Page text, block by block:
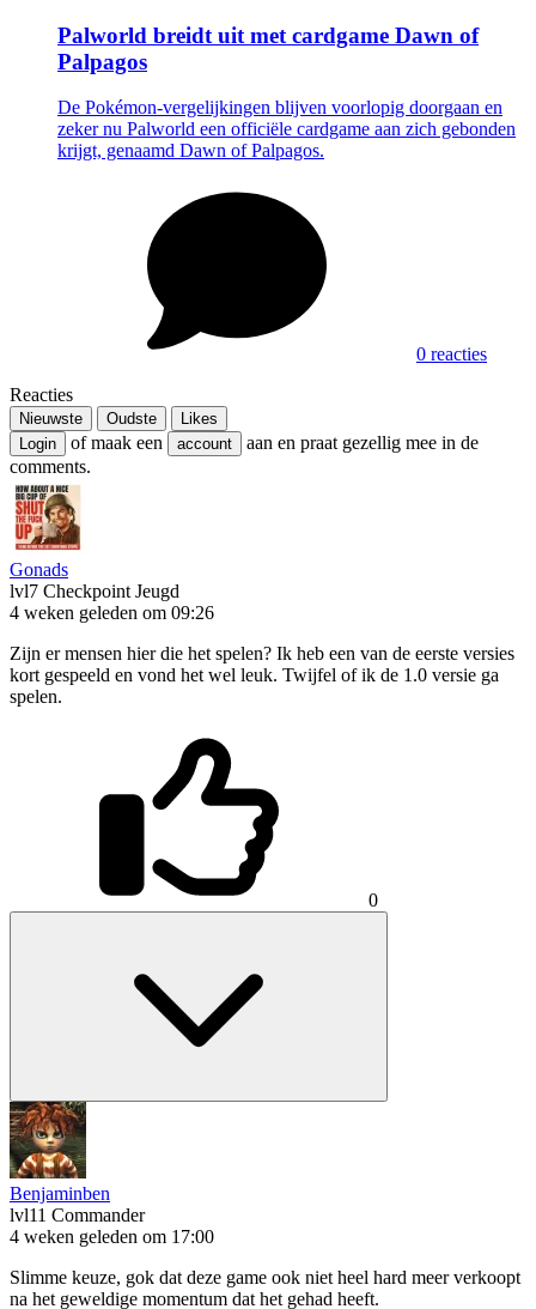
Palworld breidt uit met cardgame Dawn of
Palpagos
De Pokémon-vergelijkingen blijven voorlopig doorgaan en
zeker nu Palworld een officiële cardgame aan zich gebonden
krijgt, genaamd Dawn of Palpagos.
0 reacties
Reacties
Nieuwste Oudste
Likes
Login
of maak een account
aan en praat gezellig mee in de
comments.
Gonads
lvl7 Checkpoint Jeugd
4 weken geleden om 09:26
Zijn er mensen hier die het spelen? Ik heb een van de eerste versies
kort gespeeld en vond het wel leuk. Twijfel of ik de 1.0 versie ga
spelen.
0
Benjaminben
lvl11 Commander
4 weken geleden om 17:00
Slimme keuze, gok dat deze game ook niet heel hard meer verkoopt
na het geweldige momentum dat het gehad heeft.